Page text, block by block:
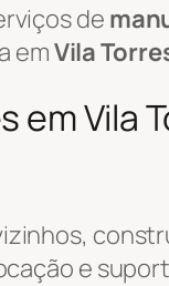
de
emVila
Vila
e